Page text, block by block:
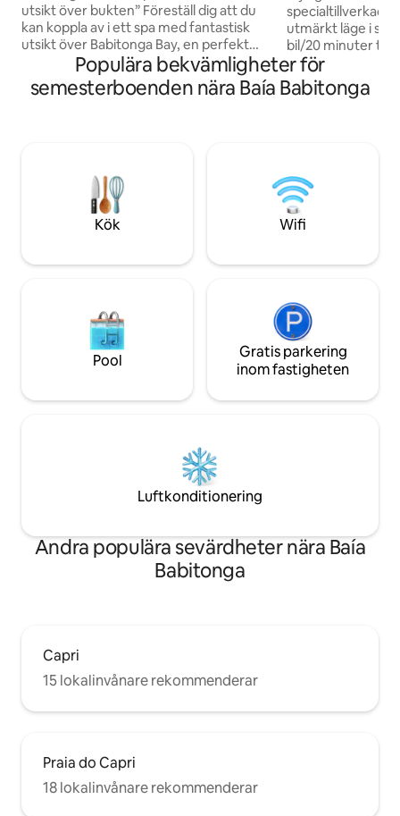
utsikt över bukten” Föreställ dig att du
kan koppla av i ett spa med fantastisk
utsikt över Babitonga Bay, en perfekt
tillflyktsort för par och mindre familjer.
som vill varva ner och njuta av speciella
stunder, oavsett om det är en
utmärkt kvalitet ingår 💙En plats för
avkoppling, gemenskap och
oförglömliga minnen.
utmärkt läge i
bil/20 minuter till
och Bolshoi-
restauranger,
parker.
varje detalj av din
korrekt hygien,
och
Populära bekvämligheter för
semesterboenden nära Baía Babitonga
Kök Wifi
Pool
Gratis parkering
inom fastigheten
Luftkonditionering
Andra populära sevärdheter nära Baía
Babitonga
Capri
15 lokalinvånare rekommenderar
Praia do Capri
18 lokalinvånare rekommenderar